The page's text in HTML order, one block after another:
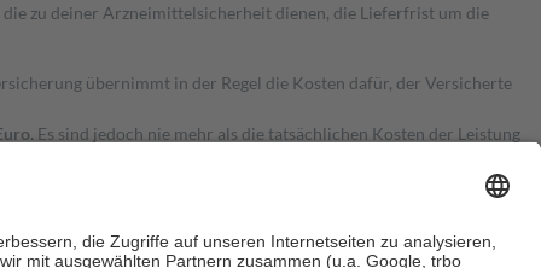
zu deiner Arzneimittelsicherheit dienen, die Lieferfrist um die
übernimmt in der Regel die Kosten dafür, der Versicherte
Es sind jedoch nie mehr als die tatsächlichen Kosten der Leistung
Zuzahlungen an bei: